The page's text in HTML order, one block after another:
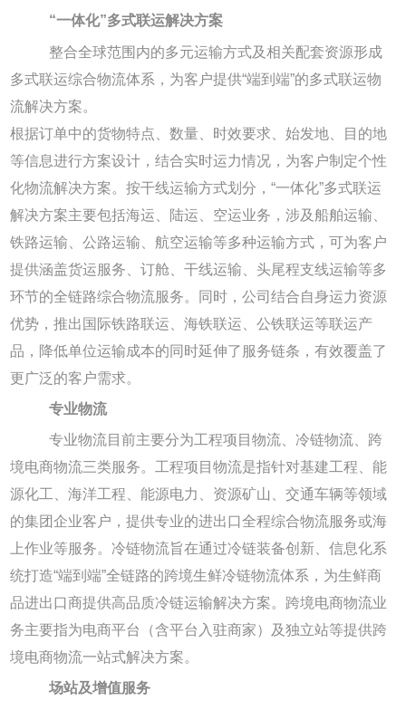
“一体化”多式联运解决方案
整合全球范围内的多元运输方式及相关配套资源形成
多式联运综合物流体系，为客户提供“端到端”的多式联运物
流解决方案。
根据订单中的货物特点、数量、时效要求、始发地、目的地
等信息进行方案设计，结合实时运力情况，为客户制定个性
化物流解决方案。按干线运输方式划分，“一体化”多式联运
解决方案主要包括海运、陆运、空运业务，涉及船舶运输、
铁路运输、公路运输、航空运输等多种运输方式，可为客户
提供涵盖货运服务、订舱、干线运输、头尾程支线运输等多
环节的全链路综合物流服务。同时，公司结合自身运力资源
优势，推出国际铁路联运、海铁联运、公铁联运等联运产
品，降低单位运输成本的同时延伸了服务链条，有效覆盖了
更广泛的客户需求。
专业物流
专业物流目前主要分为工程项目物流、冷链物流、跨
境电商物流三类服务。工程项目物流是指针对基建工程、能
源化工、海洋工程、能源电力、资源矿山、交通车辆等领域
的集团企业客户，提供专业的进出口全程综合物流服务或海
上作业等服务。冷链物流旨在通过冷链装备创新、信息化系
统打造“端到端”全链路的跨境生鲜冷链物流体系，为生鲜商
品进出口商提供高品质冷链运输解决方案。跨境电商物流业
务主要指为电商平台（含平台入驻商家）及独立站等提供跨
境电商物流一站式解决方案。
场站及增值服务